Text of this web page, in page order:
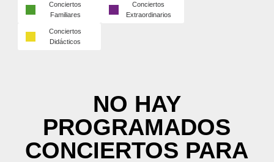
Conciertos
Familiares
Conciertos
Extraordinarios
Conciertos
Didácticos
NO HAY
PROGRAMADOS
CONCIERTOS PARA